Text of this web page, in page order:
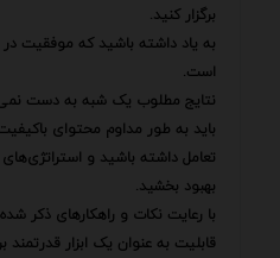
برگزار کنید.
به یاد داشته باشید که موفقیت در
است.
نتایج مطلوب یک شبه به دست
باید به طور مداوم محتوای
تعامل داشته باشید و
بهبود بخشید.
با رعایت نکات و راهکارهای ذکر
قابلیت به عنوان یک ابزار قدرتمند